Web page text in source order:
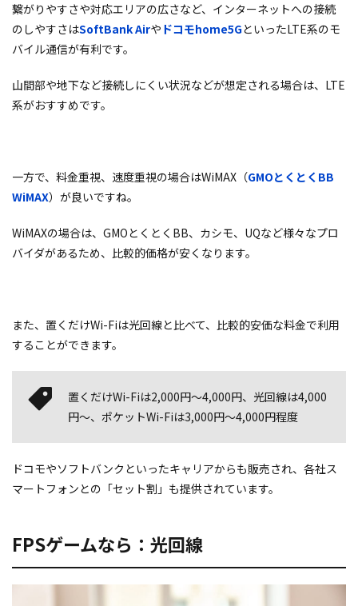
繋がりやすさや対応エリアの広さなど、インターネットへの接続
のしやすさはSoftBank Airや ドコモhome5GといったLTE系のモ
バイル通信が有利です。
山間部や地下など接続しにくい状況などが想定される場合は、LTE
系がおすすめです。
一方で、料金重視、速度重視の場合はWiMAX（GMOとくとくBB
WiMAX）が良いですね。
WiMAXの場合は、GMOとくとくBB、カシモ、UQなど様々なプロ
バイダがあるため、比較的価格が安くなります。
また、置くだけWi-Fiは光回線と比べて、比較的安価な料金で利用
することができます。
置くだけWi-Fiは2,000円～4,000円、光回線は4,000
円～、ポケットWi-Fiは3,000円～4,000円程度
ドコモやソフトバンクといったキャリアからも販売され、各社ス
マートフォンとの「セット割」も提供されています。
FPSゲームなら：光回線